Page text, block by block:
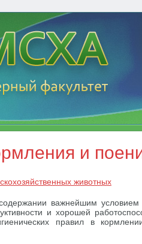
и
животных
важнейшим условием
и хорошей
правил в